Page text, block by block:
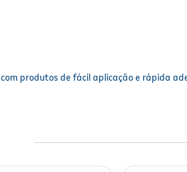
com produtos de fácil aplicação e rápida